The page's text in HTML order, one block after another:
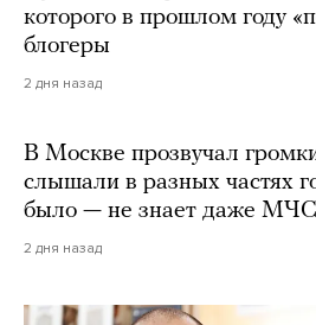
которого в прошлом году
блогеры
2 дня назад
В Москве прозвучал
слышали в разных частях
было — не знает даже МЧС
2 дня назад